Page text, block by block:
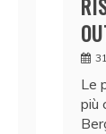
Le
più